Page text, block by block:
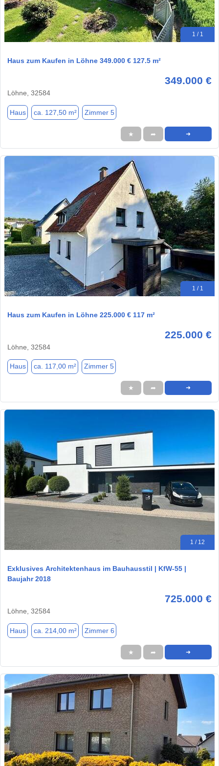
1 / 1
Haus zum Kaufen in Löhne 349.000 € 127.5 m²
349.000 €
Löhne, 32584
Haus ca. 127,50 m² Zimmer 5
★ ➦ ➜
1 / 1
Haus zum Kaufen in Löhne 225.000 € 117 m²
225.000 €
Löhne, 32584
Haus ca. 117,00 m² Zimmer 5
★ ➦ ➜
1 / 12
Exklusives Architektenhaus im Bauhausstil | KfW-55 |
Baujahr 2018
725.000 €
Löhne, 32584
Haus ca. 214,00 m² Zimmer 6
★ ➦ ➜